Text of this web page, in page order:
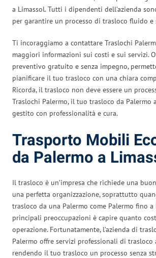
a Limassol. Tutti i dipendenti dell’azienda
per garantire un processo di trasloco fluido e
Ti incoraggiamo a contattare Traslochi
maggiori informazioni sui costi e sui servizi.
preventivo gratuito e senza impegno,
pianificare il tuo trasloco con una chiara
Ricorda, il trasloco non deve essere un
Traslochi Palermo, il tuo trasloco da Palermo
gestito con professionalità e cura.
Trasporto Mobili
da Palermo a
Il trasloco è un’impresa che richiede una
una perfetta organizzazione, soprattutto
trasloco da una Palermo come Palermo fino a
principali preoccupazioni è capire quanto
operazione. Fortunatamente, l’azienda di
Palermo offre servizi professionali di trasloco
rendendo il tuo trasloco un processo senza